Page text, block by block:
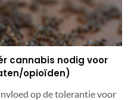
cannabis nodig voor
opioïden)
op de tolerantie voor